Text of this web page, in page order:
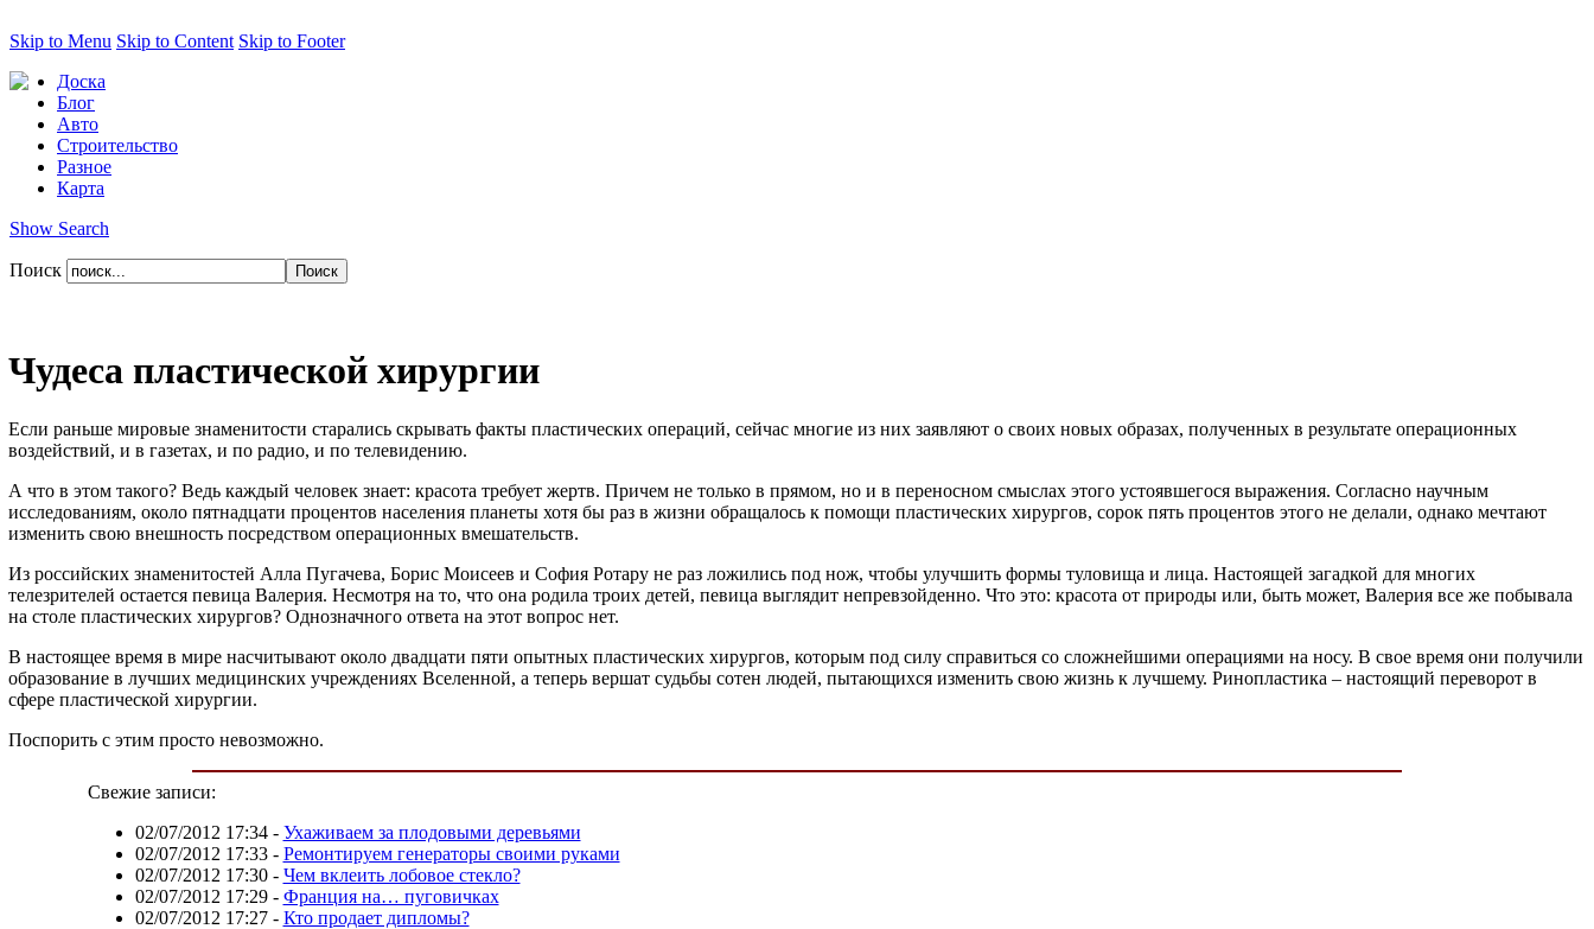
Skip to Menu Skip to Content Skip to Footer
Доска
Блог
Авто
Строительство
Разное
Карта
Show Search
Поиск
Чудеса пластической хирургии
Если раньше мировые знаменитости старались скрывать факты пластических операций, сейчас многие из них заявляют о своих новых образах, полученных в результате операционных
воздействий, и в газетах, и по радио, и по телевидению.
А что в этом такого? Ведь каждый человек знает: красота требует жертв. Причем не только в прямом, но и в переносном смыслах этого устоявшегося выражения. Согласно научным
исследованиям, около пятнадцати процентов населения планеты хотя бы раз в жизни обращалось к помощи пластических хирургов, сорок пять процентов этого не делали, однако мечтают
изменить свою внешность посредством операционных вмешательств.
Из российских знаменитостей Алла Пугачева, Борис Моисеев и София Ротару не раз ложились под нож, чтобы улучшить формы туловища и лица. Настоящей загадкой для многих
телезрителей остается певица Валерия. Несмотря на то, что она родила троих детей, певица выглядит непревзойденно. Что это: красота от природы или, быть может, Валерия все же побывала
на столе пластических хирургов? Однозначного ответа на этот вопрос нет.
В настоящее время в мире насчитывают около двадцати пяти опытных пластических хирургов, которым под силу справиться со сложнейшими операциями на носу. В свое время они получили
образование в лучших медицинских учреждениях Вселенной, а теперь вершат судьбы сотен людей, пытающихся изменить свою жизнь к лучшему. Ринопластика – настоящий переворот в
сфере пластической хирургии.
Поспорить с этим просто невозможно.
Свежие записи:
02/07/2012 17:34- Ухаживаем за плодовыми деревьями
02/07/2012 17:33- Ремонтируем генераторы своими руками
02/07/2012 17:30- Чем вклеить лобовое стекло?
02/07/2012 17:29- Франция на… пуговичках
02/07/2012 17:27- Кто продает дипломы?